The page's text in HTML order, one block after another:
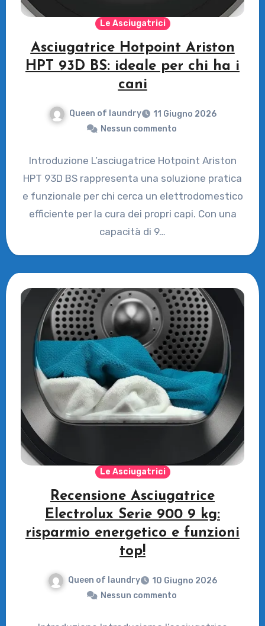
Le Asciugatrici
Asciugatrice Hotpoint Ariston
HPT 93D BS: ideale per chi ha i
cani
Queen of laundry
11 Giugno 2026
Nessun commento
Introduzione L’asciugatrice Hotpoint Ariston
HPT 93D BS rappresenta una soluzione pratica
e funzionale per chi cerca un elettrodomestico
efficiente per la cura dei propri capi. Con una
capacità di 9…
Le Asciugatrici
Recensione Asciugatrice
Electrolux Serie 900 9 kg:
risparmio energetico e funzioni
top!
Queen of laundry
10 Giugno 2026
Nessun commento